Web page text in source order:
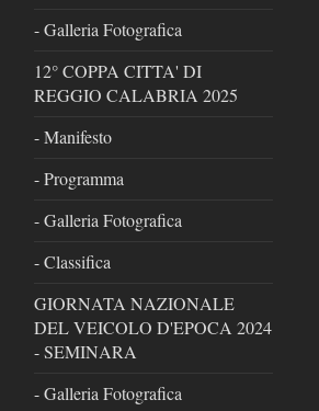
- Galleria Fotografica
12° COPPA CITTA' DI
REGGIO CALABRIA 2025
- Manifesto
- Programma
- Galleria Fotografica
- Classifica
GIORNATA NAZIONALE
DEL VEICOLO D'EPOCA 2024
- SEMINARA
- Galleria Fotografica